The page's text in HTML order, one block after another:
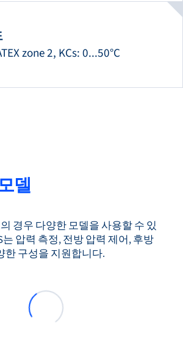
zone 2, KCs: 0...50°C
델
의 경우 다양한 모델을 사용할 수 있
는 압력 측정, 전방 압력 제어, 후방
한 구성을 지원합니다.